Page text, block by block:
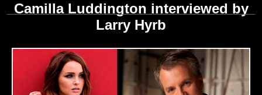
Camilla Luddington interviewed by
Larry Hyrb